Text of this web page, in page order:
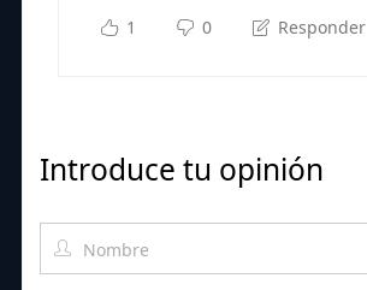
1
0 Responder
Introduce tu opinión